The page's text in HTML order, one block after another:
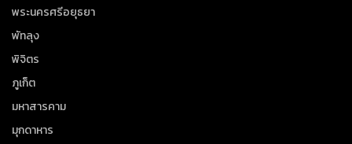
พระนครศรีอยุธยา
พัทลุง
พิจิตร
ภูเก็ต
มหาสารคาม
มุกดาหาร